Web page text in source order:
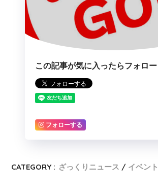
この記事が気に入ったらフォロー
フォローする
CATEGORY : ざっくりニュース イベント